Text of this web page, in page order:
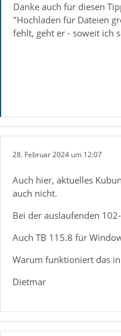
Danke auch für diesen
"Hochladen für Dateien
fehlt, geht er - soweit ich
28. Februar 2024 um 12:07
Auch hier, aktuelles
auch nicht.
Bei der auslaufenden
Auch TB 115.8 für
Warum funktioniert das
Dietmar